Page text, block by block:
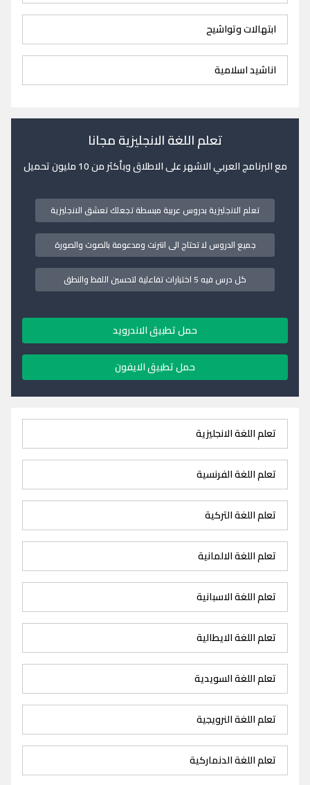
ابتهالات وتواشيح
اناشيد اسلامية
تعلم اللغة الانجليزية مجانا
مع البرنامج العربي الاشهر على الاطلاق وبأكثر من 10 مليون تحميل
تعلم الانجليزية بدروس عربية مبسطة تجعلك تعشق الانجليزية
جميع الدروس لا تحتاج الى انترنت ومدعومة بالصوت والصورة
كل درس فيه 5 اختبارات تفاعلية لتحسين اللفظ والنطق
حمل تطبيق الاندرويد
حمل تطبيق الايفون
تعلم اللغة الانجليزية
تعلم اللغة الفرنسية
تعلم اللغة التركية
تعلم اللغة الالمانية
تعلم اللغة الاسبانية
تعلم اللغة الايطالية
تعلم اللغة السويدية
تعلم اللغة النرويجية
تعلم اللغة الدنماركية